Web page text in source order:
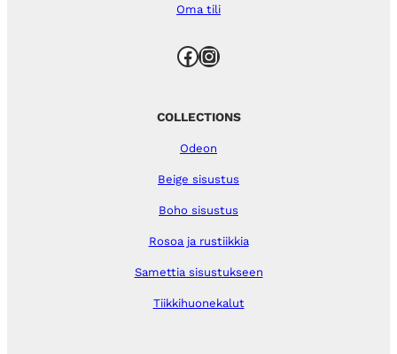
Oma tili
Facebook Instagram
COLLECTIONS
Odeon
Beige sisustus
Boho sisustus
Rosoa ja rustiikkia
Samettia sisustukseen
Tiikkihuonekalut